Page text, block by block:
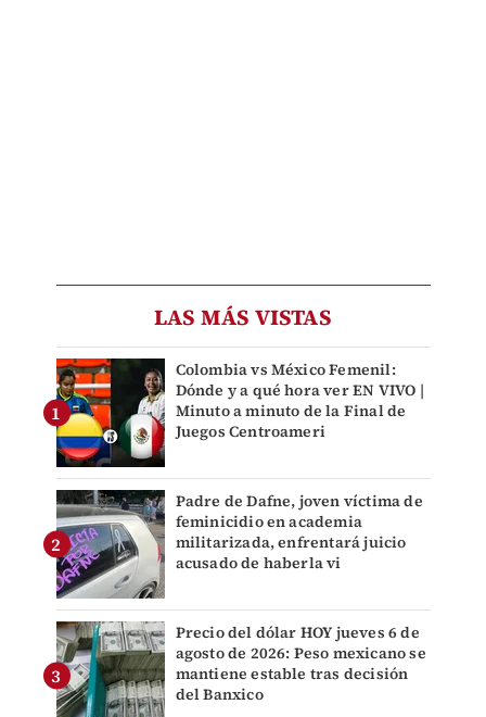
LAS MÁS VISTAS
Colombia vs México Femenil:
Dónde y a qué hora ver EN VIVO |
Minuto a minuto de la Final de
Juegos Centroameri
Padre de Dafne, joven víctima de
feminicidio en academia
militarizada, enfrentará juicio
acusado de haberla vi
Precio del dólar HOY jueves 6 de
agosto de 2026: Peso mexicano se
mantiene estable tras decisión
del Banxico